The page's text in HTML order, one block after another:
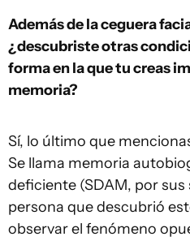
Además de la ceguera
¿descubriste otras
forma en la que tu creas
memoria?
Sí, lo último que
Se llama memoria
deficiente (SDAM, por sus
persona que descubrió
observar el fenómeno